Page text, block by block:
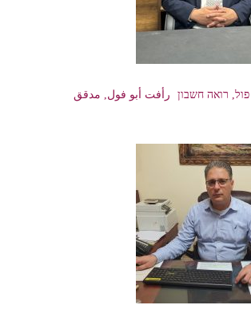
רואה חשבון رأفت أبو فول, مدقق